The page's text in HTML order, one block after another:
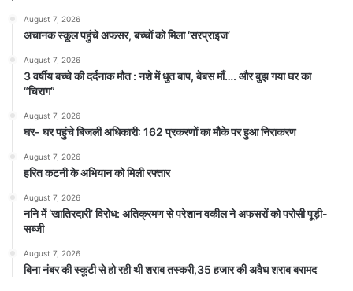
August 7, 2026
अचानक स्कूल पहुंचे अफसर, बच्चों को मिला ‘सरप्राइज’
August 7, 2026
3 वर्षीय बच्चे की दर्दनाक मौत : नशे में धुत बाप, बेबस माँ…. और बुझ गया घर का
“चिराग”
August 7, 2026
घर- घर पहुंचे बिजली अधिकारी: 162 प्रकरणों का मौके पर हुआ निराकरण
August 7, 2026
हरित कटनी के अभियान को मिली रफ्तार
August 7, 2026
ननि में ‘खातिरदारी’ विरोध: अतिक्रमण से परेशान वकील ने अफसरों को परोसी पूड़ी-
सब्जी
August 7, 2026
बिना नंबर की स्कूटी से हो रही थी शराब तस्करी,35 हजार की अवैध शराब बरामद